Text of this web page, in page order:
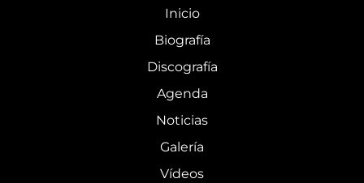
Inicio
Biografía
Discografía
Agenda
Noticias
Galería
Vídeos